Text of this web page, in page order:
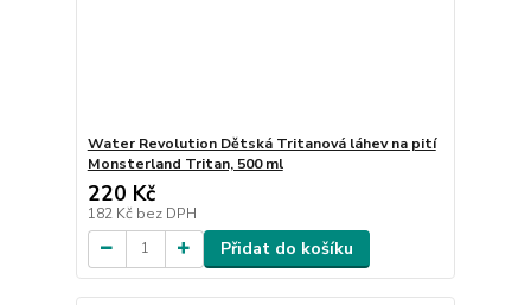
Water Revolution Dětská Tritanová láhev na pití
Monsterland Tritan, 500 ml
220 Kč
182 Kč bez DPH
Přidat do košíku